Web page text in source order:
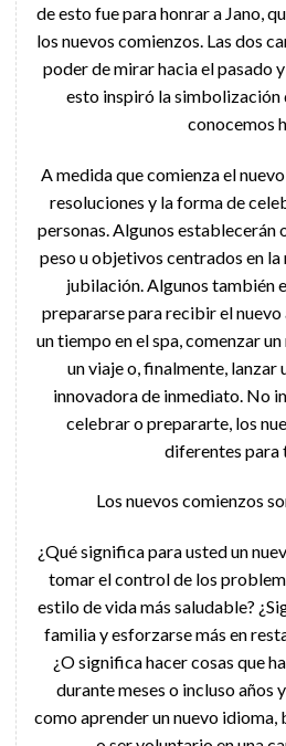
de esto fue para honrar a Jano,
los nuevos comienzos. Las dos
poder de mirar hacia el pasado
esto inspiró la simbolización
conocemos
A medida que comienza el
resoluciones y la forma de
personas. Algunos establecerán
peso u objetivos centrados en
jubilación. Algunos también
prepararse para recibir el
un tiempo en el spa, comenzar
un viaje o, finalmente, lanzar
innovadora de inmediato. No
celebrar o prepararte, los
diferentes para
Los nuevos comienzos
¿Qué significa para usted un
tomar el control de los
estilo de vida más saludable?
familia y esforzarse más en
¿O significa hacer cosas que
durante meses o incluso años
como aprender un nuevo idioma,